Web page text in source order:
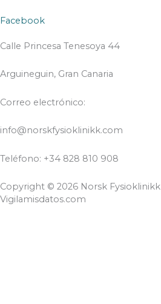
Facebook
Calle Princesa Tenesoya 44
Arguineguin, Gran Canaria
Correo electrónico:
info@norskfysioklinikk.com
Teléfono: +34 828 810 908
Copyright © 2026 Norsk Fysioklinikk
Vigilamisdatos.com